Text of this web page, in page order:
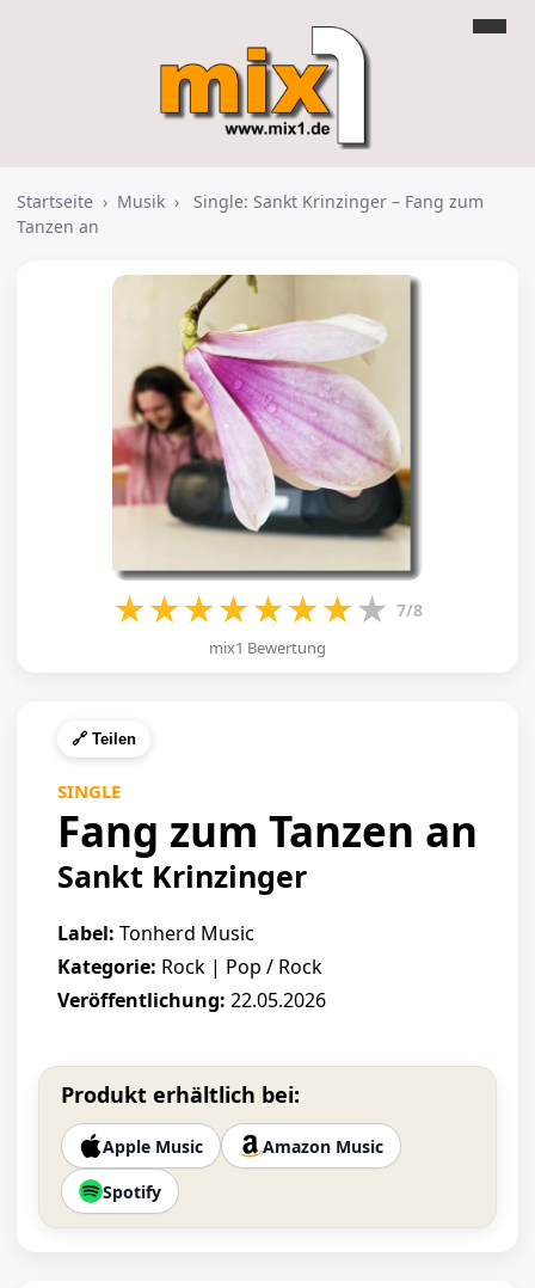
Startseite › Musik ›
Single: Sankt Krinzinger – Fang zum
Tanzen an
★★★★★★★★ 7/8
mix1 Bewertung
🔗 Teilen
SINGLE
Fang zum Tanzen an
Sankt Krinzinger
Label: Tonherd Music
Kategorie: Rock | Pop / Rock
Veröffentlichung: 22.05.2026
Produkt erhältlich bei:
Apple Music
Amazon Music
Spotify